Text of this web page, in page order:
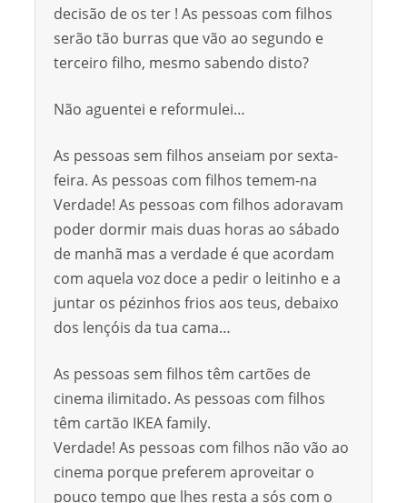
decisão de os ter ! As pessoas com filhos
serão tão burras que vão ao segundo e
terceiro filho, mesmo sabendo disto?
Não aguentei e reformulei…
As pessoas sem filhos anseiam por sexta-
feira. As pessoas com filhos temem-na
Verdade! As pessoas com filhos adoravam
poder dormir mais duas horas ao sábado
de manhã mas a verdade é que acordam
com aquela voz doce a pedir o leitinho e a
juntar os pézinhos frios aos teus, debaixo
dos lençóis da tua cama…
As pessoas sem filhos têm cartões de
cinema ilimitado. As pessoas com filhos
têm cartão IKEA family.
Verdade! As pessoas com filhos não vão ao
cinema porque preferem aproveitar o
pouco tempo que lhes resta a sós com o